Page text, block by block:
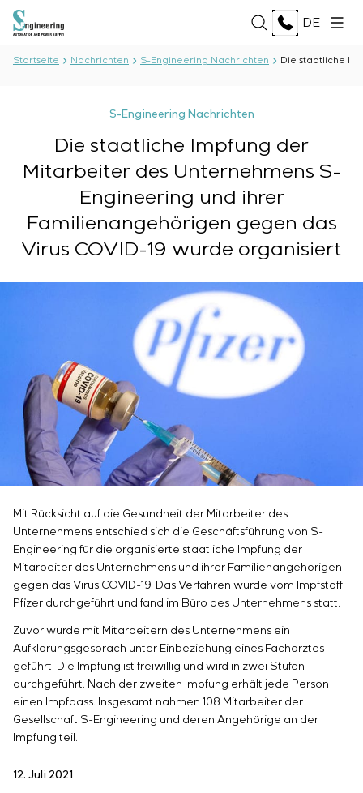
DE
Geschichte
Produktionskomplex
Dokumente
Partnerschaft
Bewertungen und auszeichnungen
Nachrichten
LEISTUNGEN
Entwicklung der Projektdokumentation
Softwareentwicklung
Prüfungen und Qualitätskontrolle des
Produktion und Lieferung von Ausrüstung an den
Montage von Ausrüstung
Inbetriebnahmearbeiten
Wartungsservice
Inbetriebnahme und Schulung des
Kundenpersonals
Projektmanagement
Outsourcing
Beratungsdienstleistungen
Individuelle Entwicklung und Prüfung mit
Schaltschrankanlagen mit besonderen
Anforderungen an Zuverlässigkeit, Qualität und
Betriebsbedingungen
Entwicklung mathematischer Modelle von
Steuerungsobjekten
Entwicklung spezieller Algorithmen für optimale
und garantierte Steuerung mit anschließender
Inbetriebnahme vor Ort
Entwicklung von Steuerungssystemen mit nicht
standardmäßiger Kaskaden- und mehrstufiger
Struktur mit statischen und adaptiven
Einstellparametern
Energieaudit
ALLE LÖSUNGEN
Öl und Gas
Zellstoff- und Papierindustrie
Schwermaschinenbau
Infrastruktur
Chemische Industrie
Zementindustrie
TECHNOLOGIEN
ALLE TECHNOLOGIEN
Senuvol
Sivacon S8
Simoprime
Lokale Filter
Schrankfilter
Schieberabsperrungen
Übergangsklappen
Stellenangebote
Praktikum
Veteranen
KONTAKTE
Startseite Nachrichten S-Engineering Nachrichten Die staatliche
S-Engineering Nachrichten
Die staatliche Impfung der
Mitarbeiter des Unternehmens S-
Engineering und ihrer
Familienangehörigen gegen das
Virus COVID-19 wurde organisiert
Mit Rücksicht auf die Gesundheit der Mitarbeiter des
Unternehmens entschied sich die Geschäftsführung von S-
Engineering für die organisierte staatliche Impfung der
Mitarbeiter des Unternehmens und ihrer Familienangehörigen
gegen das Virus COVID-19. Das Verfahren wurde vom Impfstoff
Pfizer durchgeführt und fand im Büro des Unternehmens statt.
Zuvor wurde mit Mitarbeitern des Unternehmens ein
Aufklärungsgespräch unter Einbeziehung eines Facharztes
geführt. Die Impfung ist freiwillig und wird in zwei Stufen
durchgeführt. Nach der zweiten Impfung erhält jede Person
einen Impfpass. Insgesamt nahmen 108 Mitarbeiter der
Gesellschaft S-Engineering und deren Angehörige an der
Impfung teil.
12. Juli 2021